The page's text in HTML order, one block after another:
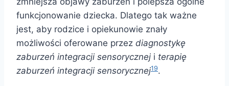
funkcjonowanie dziecka. Dlatego tak ważne
jest, aby rodzice i opiekunowie znały
możliwości oferowane przez diagnostykę
zaburzeń integracji sensorycznej i terapię
zaburzeń integracji sensorycznej19.